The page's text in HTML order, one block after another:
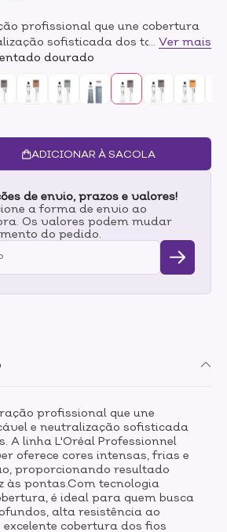
profissional que une cobertura
sofisticada dos tons
Professionnel Majirel Cool
intensas, frias e de longa duração,
uniforme da raiz às
avançada de cobertura, é ideal
e excelente cobertura dos
ajuda a proteger a fibra
de coloração, mantendo
intensa e
de tons quentes
frios sofisticadosAlta
cobertura dos fios
e luminosoMODO DE
não metálico, misture a
Majirel Cool Cover
pausa recomendado para o
suavemente.Enxágue
a água sair limpa e finalize com
pós-coloração.Dica: para um
e profissional, recomenda-se
realizada por um cabeleireiro.
Ver mais
dourado
ADICIONAR À SACOLA
de envio, prazos e valores!
a forma de envio ao
Os valores podem mudar
do pedido.
profissional que une
e neutralização sofisticada
A linha L'Oréal Professionnel
oferece cores intensas, frias e
proporcionando resultado
às pontas.Com tecnologia
é ideal para quem busca
alta resistência ao
cobertura dos fios